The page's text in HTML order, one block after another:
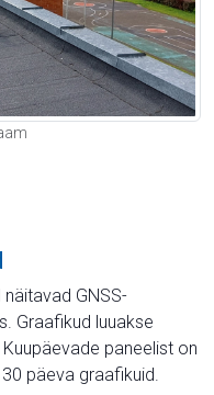
GNSS-
Graafikud luuakse
paneelist on
päeva graafikuid.